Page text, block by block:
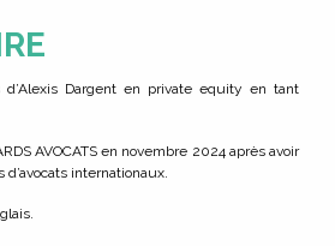
Dargent en private equity en tant
AVOCATS en novembre 2024 après avoir
internationaux.